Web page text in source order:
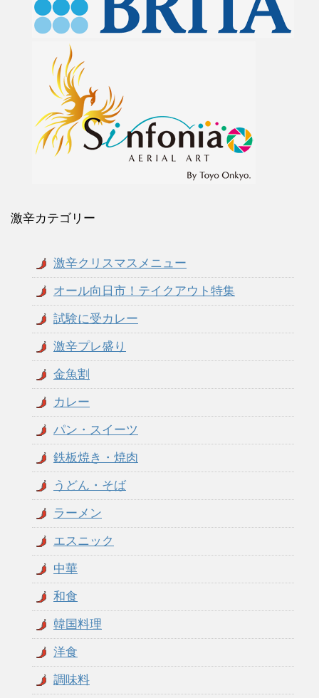
激辛カテゴリー
激辛クリスマスメニュー
オール向日市！テイクアウト特集
試験に受カレー
激辛プレ盛り
金魚割
カレー
パン・スイーツ
鉄板焼き・焼肉
うどん・そば
ラーメン
エスニック
中華
和食
韓国料理
洋食
調味料